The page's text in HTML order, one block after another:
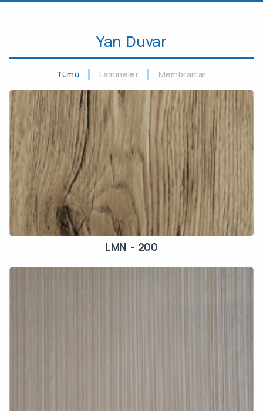
Yan Duvar
Tümü Lamineler Membranlar
LMN - 200